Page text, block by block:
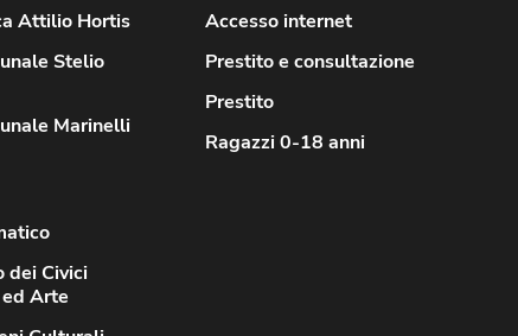
Attilio Hortis
Stelio
Marinelli
dei Civici
Arte
Accesso internet
Prestito e consultazione
Prestito
Ragazzi 0-18 anni